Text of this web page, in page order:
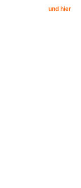
und hier